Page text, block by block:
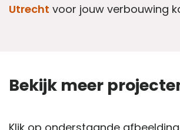
Utrecht voor jouw verbouwing
Bekijk meer